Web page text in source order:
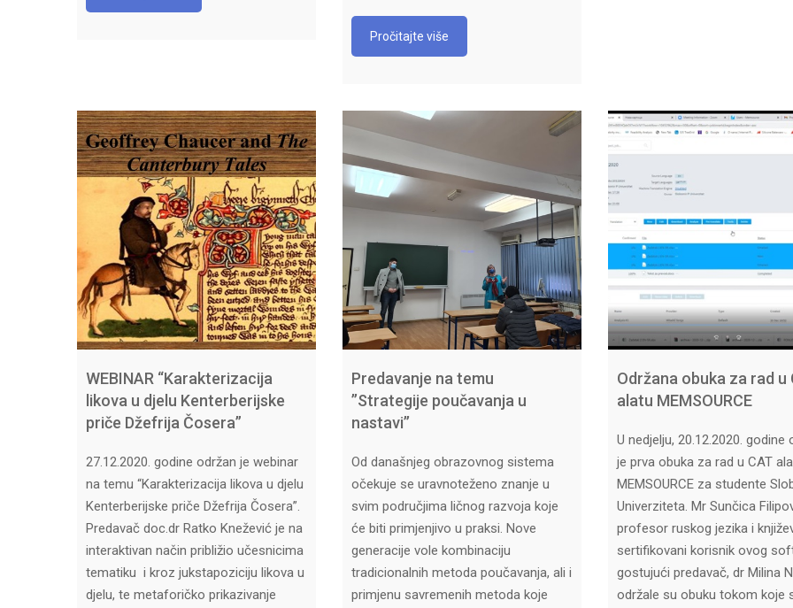
Pročitajte više
WEBINAR “Karakterizacija
likova u djelu Kenterberijske
priče Džefrija Čosera”
27.12.2020. godine održan je webinar
na temu “Karakterizacija likova u djelu
Kenterberijske priče Džefrija Čosera”.
Predavač doc.dr Ratko Knežević je na
interaktivan način približio učesnicima
tematiku i kroz jukstapoziciju likova u
djelu, te metaforičko prikazivanje
Predavanje na temu
’’Strategije poučavanja u
nastavi’’
Od današnjeg obrazovnog sistema
očekuje se uravnoteženo znanje u
svim područjima ličnog razvoja koje
će biti primjenjivo u praksi. Nove
generacije vole kombinaciju
tradicionalnih metoda poučavanja, ali i
primjenu savremenih metoda koje
Održana obuka za rad u
alatu MEMSOURCE
U nedjelju, 20.12.2020. godine
je prva obuka za rad u CAT
MEMSOURCE za studente
Univerziteta. Mr Sunčica
profesor ruskog jezika i
sertifikovani korisnik ovog
gostujući predavač, dr Milina
održale su obuku tokom koje